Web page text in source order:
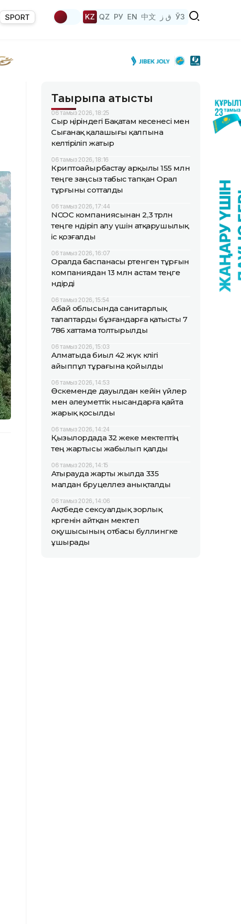
SPORT KZ QZ РУ EN 中文 ق ز ЎЗ
Тақырыпқа қатысты
06 тамыз 2026, 18:25
Сыр өңіріндегі Бақатам кесенесі мен
Сығанақ қалашығы қалпына
келтіріліп жатыр
06 тамыз 2026, 18:16
Криптоайырбастау арқылы 155 млн
теңге заңсыз табыс тапқан Орал
тұрғыны сотталды
06 тамыз 2026, 17:44
NCOC компаниясынан 2,3 трлн
теңге өндіріп алу үшін атқарушылық
іс қозғалды
06 тамыз 2026, 16:07
Оралда баспанасы өртенген тұрғын
компаниядан 13 млн астам теңге
өндірді
06 тамыз 2026, 15:54
Абай облысында санитарлық
талаптарды бұзғандарға қатысты 7
786 хаттама толтырылды
06 тамыз 2026, 15:03
Алматыда биыл 42 жүк көлігі
айыппұл тұрағына қойылды
06 тамыз 2026, 14:53
Өскеменде дауылдан кейін үйлер
мен әлеуметтік нысандарға қайта
жарық қосылды
06 тамыз 2026, 14:24
Қызылордада 32 жеке мектептің
тең жартысы жабылып қалды
06 тамыз 2026, 14:15
Атырауда жарты жылда 335
малдан бруцеллез анықталды
06 тамыз 2026, 14:06
Ақтөбеде сексуалдық зорлық
көргенін айтқан мектеп
оқушысының отбасы буллингке
ұшырады